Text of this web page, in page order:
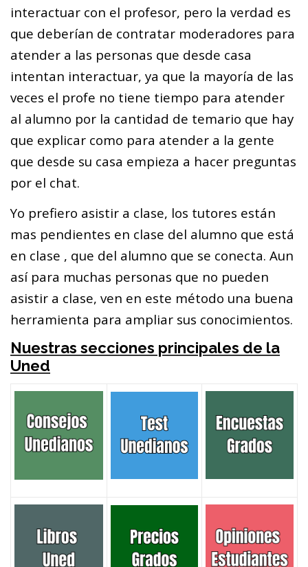
interactuar con el profesor, pero la verdad es
que deberían de contratar moderadores para
atender a las personas que desde casa
intentan interactuar, ya que la mayoría de las
veces el profe no tiene tiempo para atender
al alumno por la cantidad de temario que hay
que explicar como para atender a la gente
que desde su casa empieza a hacer preguntas
por el chat.
Yo prefiero asistir a clase, los tutores están
mas pendientes en clase del alumno que está
en clase , que del alumno que se conecta. Aun
así para muchas personas que no pueden
asistir a clase, ven en este método una buena
herramienta para ampliar sus conocimientos.
Nuestras secciones principales de la
Uned